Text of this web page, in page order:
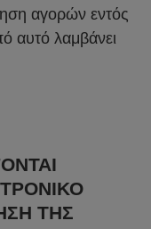
αγορών εντός
αυτό λαμβάνει
ΤΗΣ